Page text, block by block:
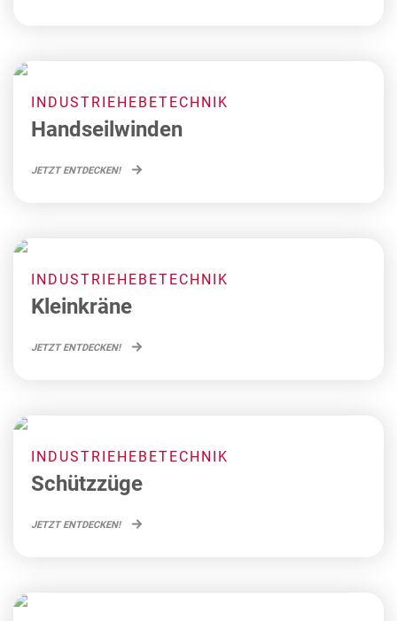
INDUSTRIEHEBETECHNIK
Handseilwinden
JETZT ENTDECKEN!
INDUSTRIEHEBETECHNIK
Kleinkräne
JETZT ENTDECKEN!
INDUSTRIEHEBETECHNIK
Schützzüge
JETZT ENTDECKEN!